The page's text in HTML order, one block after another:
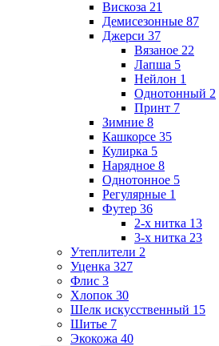
Вискоза 21
Демисезонные 87
Джерси 37
Вязаное 22
Лапша 5
Нейлон 1
Однотонный 2
Принт 7
Зимние 8
Кашкорсе 35
Кулирка 5
Нарядное 8
Однотонное 5
Регулярные 1
Футер 36
2-х нитка 13
3-х нитка 23
Утеплители 2
Уценка 327
Флис 3
Хлопок 30
Шелк искусственный 15
Шитье 7
Экокожа 40